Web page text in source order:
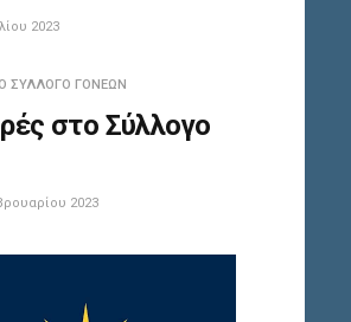
2023
ΣΎΛΛΟΓΟ ΓΟΝΈΩΝ
στο Σύλλογο
2023